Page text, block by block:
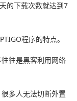
的下载次数就达到7
程序的特点。
往是黑客利用网络
多人无法切断外置